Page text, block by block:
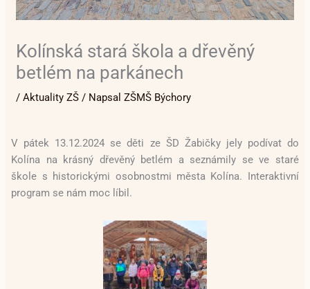
Kolínská stará škola a dřevěný
betlém na parkánech
/Aktuality ZŠ / NapsalZŠMŠ Býchory
V pátek 13.12.2024 se děti ze ŠD Žabičky jely podívat do
Kolína na krásný dřevěný betlém a seznámily se ve staré
škole s historickými osobnostmi města Kolína. Interaktivní
program se nám moc líbil.